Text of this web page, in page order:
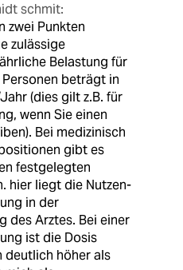
schmit:
zwei Punkten
zulässige
Belastung für
beträgt in
(dies gilt z.B. für
wenn Sie einen
Bei medizinisch
gibt es
festgelegten
hier liegt die Nutzen-
in der
des Arztes. Bei einer
ist die Dosis
deutlich höher als